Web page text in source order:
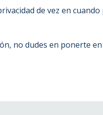
de vez en
no dudes en ponerte